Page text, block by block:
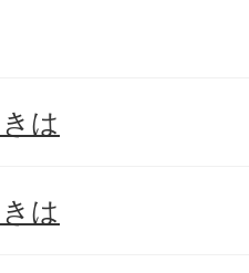
は
は